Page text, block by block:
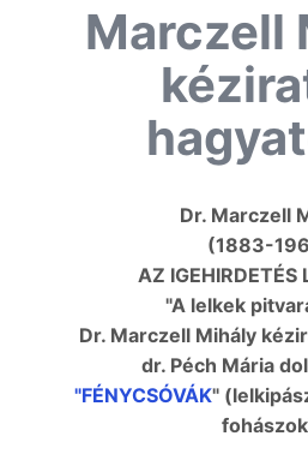
Marczell
Dr. Marczell
(1883-
AZ IGEHIRDETÉS
"A lelkek
Dr. Marczell Mihály
dr. Péch Mária
"FÉNYCSÓVÁK"